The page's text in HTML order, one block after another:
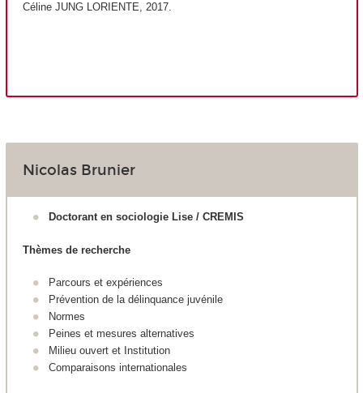
Céline JUNG LORIENTE, 2017.
Nicolas Brunier
Doctorant en sociologie Lise / CREMIS
Thèmes de recherche
Parcours et expériences
Prévention de la délinquance juvénile
Normes
Peines et mesures alternatives
Milieu ouvert et Institution
Comparaisons internationales